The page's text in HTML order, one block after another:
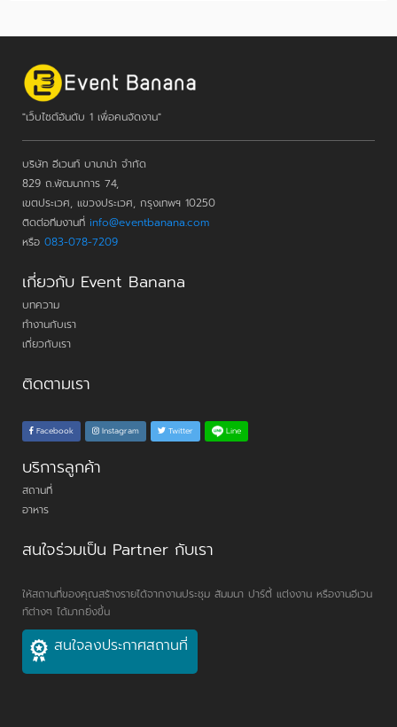
"เว็บไซต์อันดับ 1 เพื่อคนจัดงาน"
บริษัท อีเวนท์ บานาน่า จำกัด
829 ถ.พัฒนาการ 74,
เขตประเวศ, แขวงประเวศ, กรุงเทพฯ 10250
ติดต่อทีมงานที่ info@eventbanana.com
หรือ 083-078-7209
เกี่ยวกับ Event Banana
บทความ
ทำงานกับเรา
เกี่ยวกับเรา
ติดตามเรา
Facebook Instagram Twitter Line
บริการลูกค้า
สถานที่
อาหาร
สนใจร่วมเป็น Partner กับเรา
ให้สถานที่ของคุณสร้างรายได้จากงานประชุม สัมมนา ปาร์ตี้ แต่งงาน หรืองานอีเวน
ท์ต่างๆ ได้มากยิ่งขึ้น
สนใจลงประกาศสถานที่